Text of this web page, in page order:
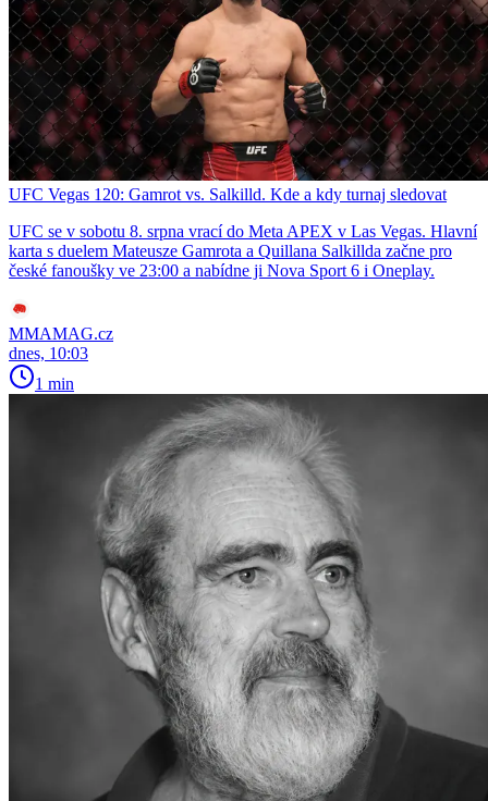
UFC Vegas 120: Gamrot vs. Salkilld. Kde a kdy turnaj sledovat
UFC se v sobotu 8. srpna vrací do Meta APEX v Las Vegas. Hlavní
karta s duelem Mateusze Gamrota a Quillana Salkillda začne pro
české fanoušky ve 23:00 a nabídne ji Nova Sport 6 i Oneplay.
MMAMAG.cz
dnes, 10:03
1 min